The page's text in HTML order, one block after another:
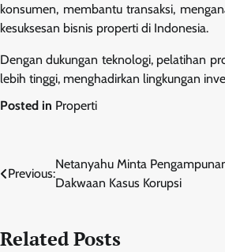
konsumen, membantu transaksi,
kesuksesan bisnis properti di Indonesia.
Dengan dukungan teknologi, pelatihan
lebih tinggi, menghadirkan lingkungan
Posted in Properti
Navigasi
Previous:
Netanyahu Minta
Dakwaan Kasus Korupsi
Related Posts